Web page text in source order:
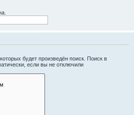
будет произведён поиск. Поиск в
если вы не отключили